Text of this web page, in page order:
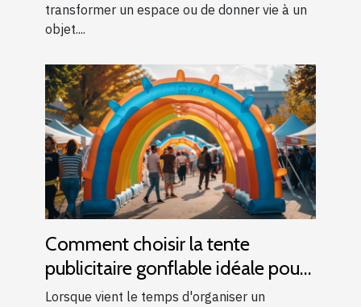
transformer un espace ou de donner vie à un
objet....
Comment choisir la tente
publicitaire gonflable idéale pour
vos événements
Lorsque vient le temps d'organiser un